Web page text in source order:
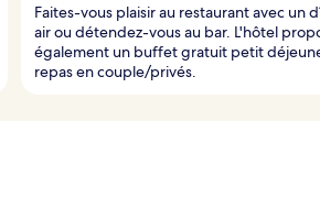
Faites-vous plaisir au restaurant avec un
air ou détendez-vous au bar. L'hôtel
également un buffet gratuit petit
repas en couple/privés.